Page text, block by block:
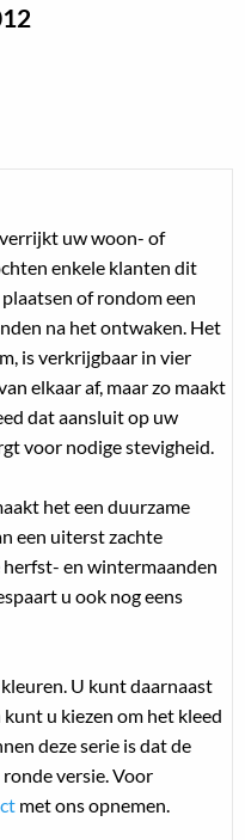
uw woon- of
enkele klanten dit
of rondom een
na het ontwaken. Het
is verkrijgbaar in vier
elkaar af, maar zo maakt
dat aansluit op uw
voor nodige stevigheid.
het een duurzame
een uiterst zachte
en wintermaanden
u ook nog eens
U kunt daarnaast
u kiezen om het kleed
deze serie is dat de
versie. Voor
met ons opnemen.